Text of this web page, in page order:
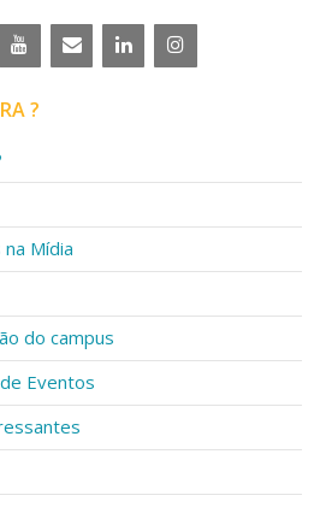
?
Mídia
do campus
Eventos